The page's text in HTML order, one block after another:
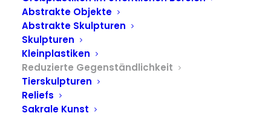
Abstrakte Objekte
Abstrakte Skulpturen
Skulpturen
Kleinplastiken
Reduzierte Gegenständlichkeit
Tierskulpturen
Reliefs
Sakrale Kunst